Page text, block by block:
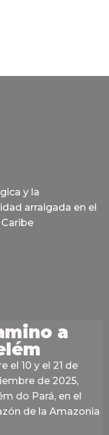
y la
arraigada en el
a
el 10 y el 21 de
de 2025,
do Pará, en el
de la Amazonia